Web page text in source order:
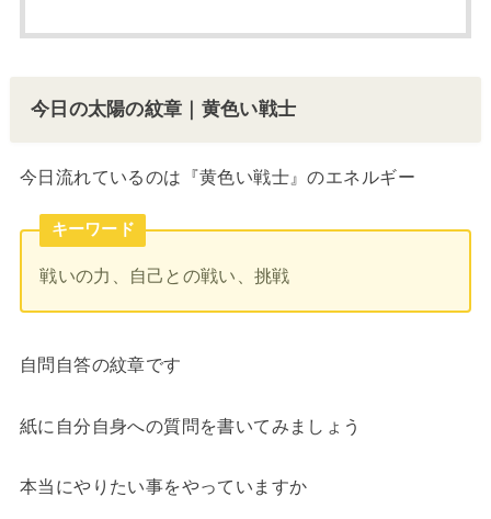
今日の太陽の紋章｜黄色い戦士
今日流れているのは『黄色い戦士』のエネルギー
キーワード
戦いの力、自己との戦い、挑戦
自問自答の紋章です
紙に自分自身への質問を書いてみましょう
本当にやりたい事をやっていますか